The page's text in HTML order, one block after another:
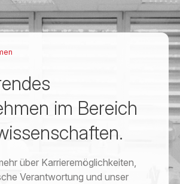
im Bereich
über Karrieremöglichkeiten,
Verantwortung und unser